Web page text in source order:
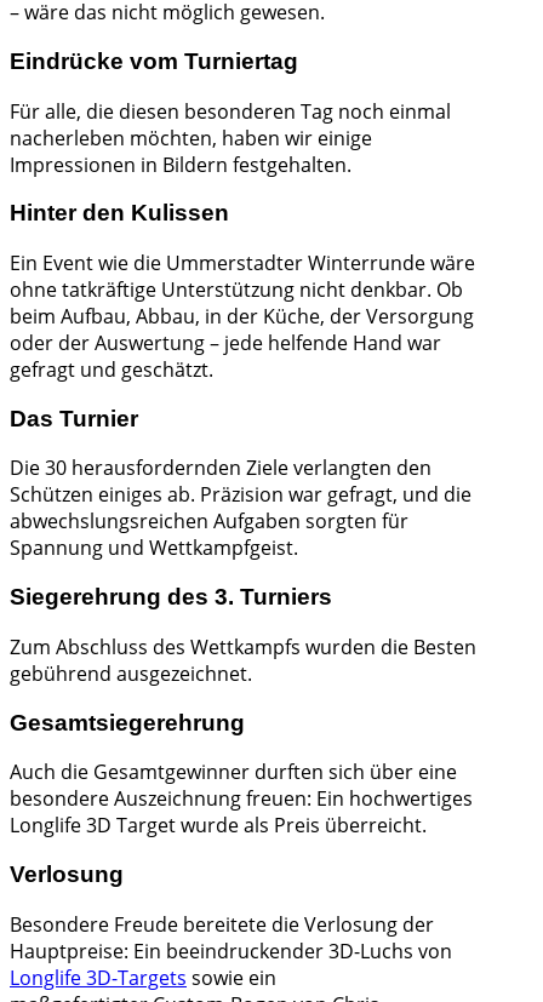
– wäre das nicht möglich gewesen.
Eindrücke vom Turniertag
Für alle, die diesen besonderen Tag noch einmal
nacherleben möchten, haben wir einige
Impressionen in Bildern festgehalten.
Hinter den Kulissen
Ein Event wie die Ummerstadter Winterrunde wäre
ohne tatkräftige Unterstützung nicht denkbar. Ob
beim Aufbau, Abbau, in der Küche, der Versorgung
oder der Auswertung – jede helfende Hand war
gefragt und geschätzt.
Das Turnier
Die 30 herausfordernden Ziele verlangten den
Schützen einiges ab. Präzision war gefragt, und die
abwechslungsreichen Aufgaben sorgten für
Spannung und Wettkampfgeist.
Siegerehrung des 3. Turniers
Zum Abschluss des Wettkampfs wurden die Besten
gebührend ausgezeichnet.
Gesamtsiegerehrung
Auch die Gesamtgewinner durften sich über eine
besondere Auszeichnung freuen: Ein hochwertiges
Longlife 3D Target wurde als Preis überreicht.
Verlosung
Besondere Freude bereitete die Verlosung der
Hauptpreise: Ein beeindruckender 3D-Luchs von
Longlife 3D-Targets sowie ein